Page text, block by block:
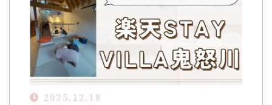
お客様の声
ビフォーアフター
2025.12.18